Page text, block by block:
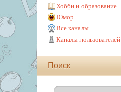
Хобби и образование
Юмор
Все каналы
Каналы пользователей
Поиск